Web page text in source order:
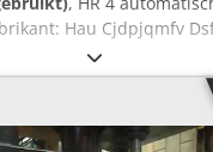
Hau Cjdpjqmfv
wordt gebruikt voor
zijn constant